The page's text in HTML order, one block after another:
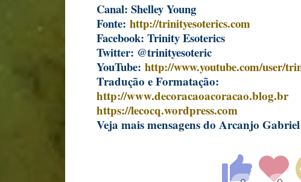
Canal: Shelley Young
Fonte:http://trinityesoterics.com
Facebook: Trinity Esoterics
Twitter: @trinityesoteric
YouTube:http://www.youtube.com/user/
Tradução e Formatação:
http://www.decoracaoacoracao.blog.br
https://lecocq.wordpress.com
Veja mais mensagens do Arcanjo